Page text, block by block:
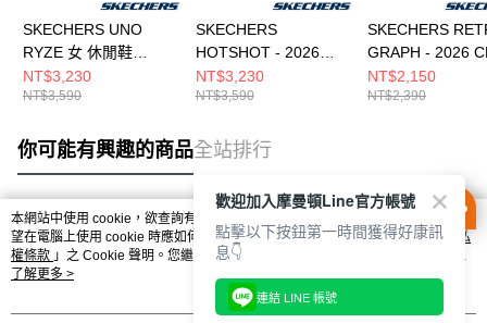
SKECHERS UNO
RYZE 女 休閒鞋
177606LTGY
NT$3,230
NT$3,590
SKECHERS
HOTSHOT - 2026
CNY 女 休閒鞋
800034WOFWT
NT$3,230
NT$3,590
SKECHERS
GRAPH - 2026
中大童 休閒鞋
407120LWRD
NT$2,150
NT$2,390
你可能有興趣的商品全站排行
熱門標籤
本網站中使用 cookie，欲查詢有關本網站使用 cookie 方式之詳情，及若您不希
望在電腦上使用 cookie 時應如何變更電腦的 cookie 設定，請參閱本網站「
隱私
權條款 」之 Cookie 聲明。您繼續使用本網站即表示您同意本公司得按本網站使
用條款之 Cookie 聲明使用 cookie。
了解更多 >
歡迎加入摩曼頓Line官方帳號
點擊以下按鈕第一時間獲得好康訊
息👇
連結 LINE 帳號